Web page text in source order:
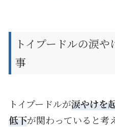
トイプードルの涙
事
トイプードルが涙やけを
低下が関わっていると考